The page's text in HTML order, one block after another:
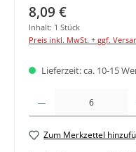
Regulärer Preis:
8,09 €
Inhalt: 1 Stück
Preis inkl. MwSt. + ggf.
Lieferzeit: ca. 10-15
Produkt Anzahl: Gib den
Zum Merkzettel